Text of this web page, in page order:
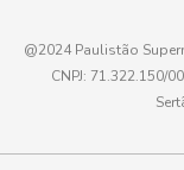
E-mail
@2024 Paulistão
CNPJ: 71.322.150/